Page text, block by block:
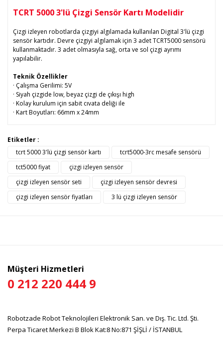
TCRT 5000 3'lü Çizgi Sensör Kartı Modelidir
Çizgi izleyen robotlarda çizgiyi algılamada kullanılan Digital 3'lü çizgi
sensör kartıdır. Devre çizgiyi algılamak için 3 adet TCRT5000 sensörü
kullanmaktadır. 3 adet olmasıyla sağ, orta ve sol çizgi ayrımı
yapılabilir.
Teknik Özellikler
· Çalışma Gerilimi: 5V
· Siyah çizgide low, beyaz çizgi de çıkışı high
· Kolay kurulum için sabit cıvata deliği ile
· Kart Boyutları: 66mm x 24mm
Bu ürüne ilk yorumu siz yapın!
Yorum Yaz
Bu ürünün fiyat bilgisi, resim, ürün açıklamalarında ve diğer
konularda yetersiz gördüğünüz noktaları öneri formunu
kullanarak tarafımıza iletebilirsiniz.
Görüş ve önerileriniz için teşekkür ederiz.
Etiketler :
tcrt 5000 3'lü çizgi sensör kartı
tcrt5000-3rc mesafe sensörü
tct5000 fiyat
çizgi izleyen sensör
çizgi izleyen sensör seti
çizgi izleyen sensör devresi
çizgi izleyen sensör fiyatları
3 lü çizgi izleyen sensör
Müşteri Hizmetleri
0 212 220 444 9
Robotzade Robot Teknolojileri Elektronik San. ve Dış. Tic. Ltd. Şti.
Perpa Ticaret Merkezi B Blok Kat:8 No:871 ŞİŞLİ / İSTANBUL